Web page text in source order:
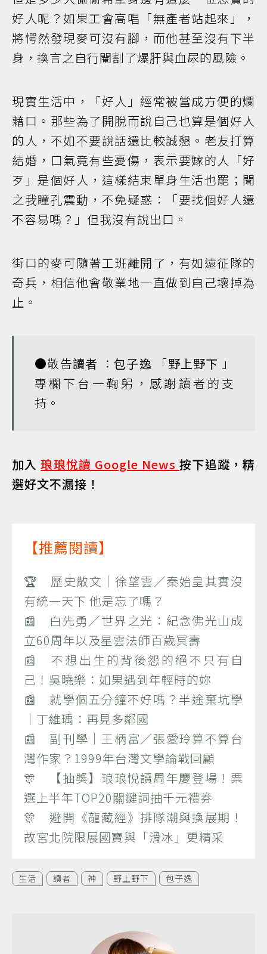
好人呢？如果工會高唱「無產者站起來」，
將愕然發現麥可沒有腳，而他甚至沒有下半
身，換言之自行閹割了爆肝與血尿的風險。
現實生活中，「好人」經常被當成方便的爛
藉口。那些為了開脫而說自己也算是個好人
的人，不如不要說話還比較誠懇。老友打算
結婚，口氣竟有些憂傷，表示要嫁的人「好
歹」是個好人，這樣結束單身生活也罷；聞
之我瞳孔震動，不免疑惑：「要找個好人還
不容易嗎？」但我沒有說出口。
街口的麥可隨著工班離開了，有如遠征隊的
奇兵，相信他會敬業地一直做到自己壞掉為
止。
●敬告讀者 ：包子逸 「野上野下 」
專欄下台一鞠躬，感謝讀者的支
持。
加入琅琅悅讀 Google News按下追蹤，精
選好文不漏接！
【推薦閱讀】
🏆 歷史散文｜徐望雲／秦始皇其實沒
有統一天下 他是忘了嗎？
📰 白先勇／世界之光：紀念佛光山成
立60周年以及星雲法師百歲冥壽
📰 不想出生的背後怨的絕不只有自
己！吳曉樂：如果遇到年輕時的妳
📰 就學個五分鐘不好嗎？半途棄坑學
｜丁維瑀：再見多鄰國
📰 副刊學｜王柄富／張愛玲算不算台
灣作家？1999年台灣文學論戰回顧
🎊 【抽獎】琅琅悅讀周年慶登場！票
選上半年TOP20關鍵詞抽千元禮券
🎊 避開《龍藏經》排隊潮與換展期！
故宮北院限展國寶與「滑冰」更精采
生活 讀者 神 野上野下 包子逸